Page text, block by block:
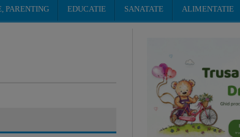
PARENTING EDUCATIE SANATATE ALIMENTATIE